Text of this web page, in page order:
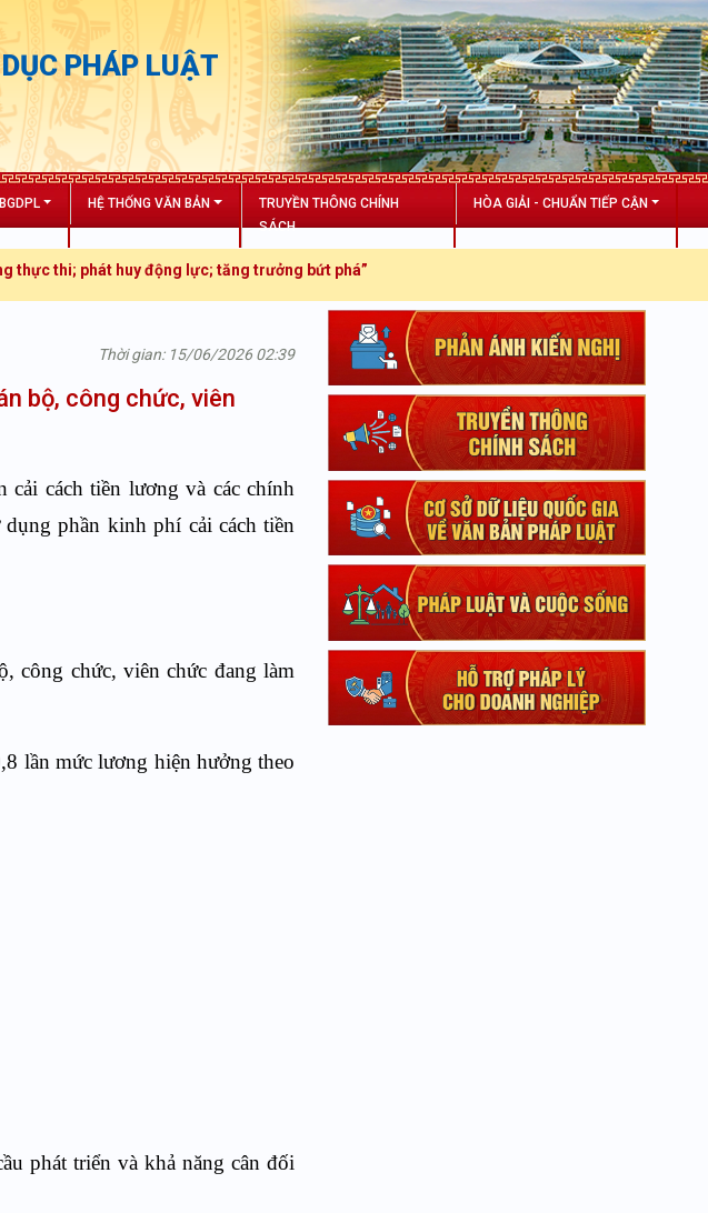
PHÁP LUẬT
HỆ THỐNG VĂN BẢN
TRUYỀN THÔNG CHÍNH
SÁCH
HÒA GIẢI - CHUẨN TIẾP CẬN
thi; phát huy động lực; tăng trưởng bứt phá”
Thời gian: 15/06/2026 02:39
bộ, công chức, viên
cách tiền lương và các chính
phần kinh phí cải cách tiền
công chức, viên chức đang làm
lần mức lương hiện hưởng theo
phát triển và khả năng cân đối